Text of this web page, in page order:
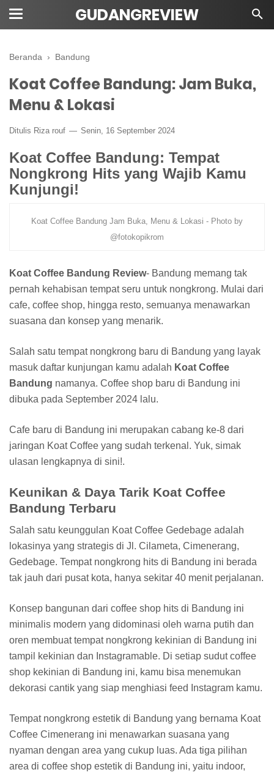
GUDANGREVIEW
Beranda › Bandung
Koat Coffee Bandung: Jam Buka,
Menu & Lokasi
Ditulis Riza rouf Senin, 16 September 2024
Koat Coffee Bandung: Tempat
Nongkrong Hits yang Wajib Kamu
Kunjungi!
Koat Coffee Bandung Jam Buka, Menu & Lokasi - Photo by
@fotokopikrom
Koat Coffee Bandung Review- Bandung memang tak
pernah kehabisan tempat seru untuk nongkrong. Mulai dari
cafe, coffee shop, hingga resto, semuanya menawarkan
suasana dan konsep yang menarik.
Salah satu tempat nongkrong baru di Bandung yang layak
masuk daftar kunjungan kamu adalah Koat Coffee
Bandung namanya. Coffee shop baru di Bandung ini
dibuka pada September 2024 lalu.
Cafe baru di Bandung ini merupakan cabang ke-8 dari
jaringan Koat Coffee yang sudah terkenal. Yuk, simak
ulasan lengkapnya di sini!.
Keunikan & Daya Tarik Koat Coffee
Bandung Terbaru
Salah satu keunggulan Koat Coffee Gedebage adalah
lokasinya yang strategis di Jl. Cilameta, Cimenerang,
Gedebage. Tempat nongkrong hits di Bandung ini berada
tak jauh dari pusat kota, hanya sekitar 40 menit perjalanan.
Konsep bangunan dari coffee shop hits di Bandung ini
minimalis modern yang didominasi oleh warna putih dan
oren membuat tempat nongkrong kekinian di Bandung ini
tampil kekinian dan Instagramable. Di setiap sudut coffee
shop kekinian di Bandung ini, kamu bisa menemukan
dekorasi cantik yang siap menghiasi feed Instagram kamu.
Tempat nongkrong estetik di Bandung yang bernama Koat
Coffee Cimenerang ini menawarkan suasana yang
nyaman dengan area yang cukup luas. Ada tiga pilihan
area di coffee shop estetik di Bandung ini, yaitu indoor,